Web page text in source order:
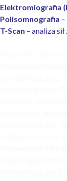
Elektromiografia
Polisomnografia
T-Scan – analiza